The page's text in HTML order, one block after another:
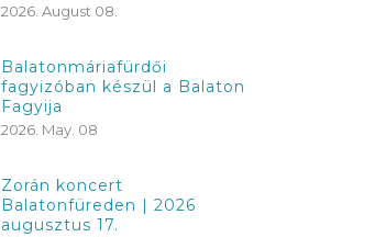
2026. August 08.
Balatonmáriafürdői
fagyizóban készül a Balaton
Fagyija
2026. May. 08
Zorán koncert
Balatonfüreden | 2026
augusztus 17.